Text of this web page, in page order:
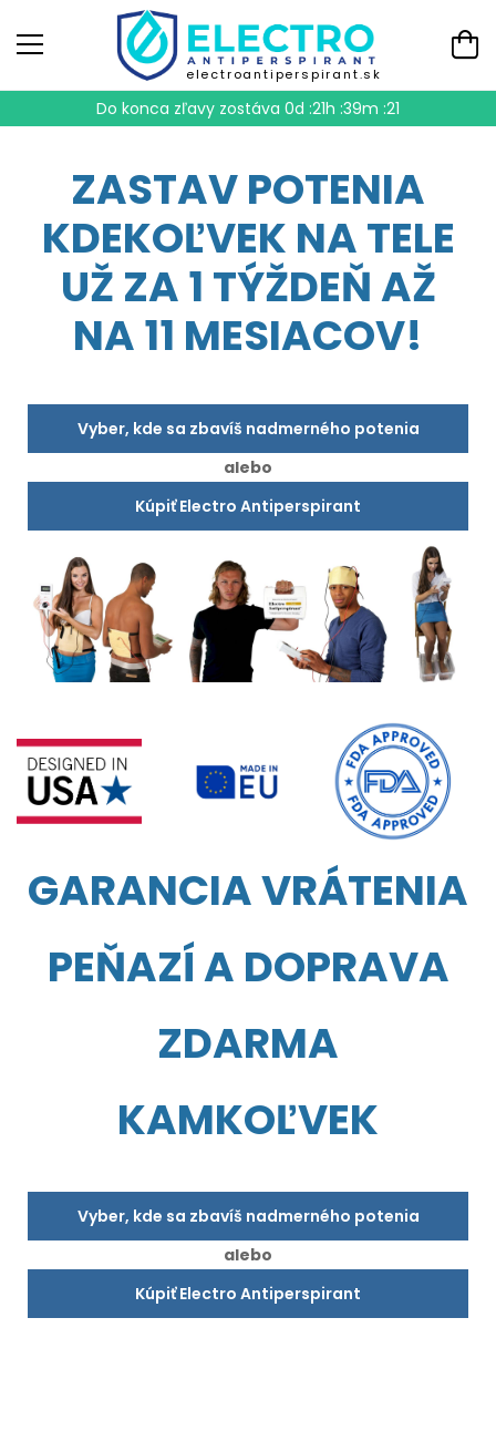
electroantiperspirant.sk
Do konca zľavy zostáva 0d :21h :39m :20
ZASTAV POTENIA
KDEKOĽVEK NA TELE
UŽ ZA 1 TÝŽDEŇ AŽ
NA 11 MESIACOV!
Vyber, kde sa zbavíš nadmerného potenia
alebo
Kúpiť Electro Antiperspirant
GARANCIA VRÁTENIA
PEŇAZÍ A DOPRAVA
ZDARMA
KAMKOĽVEK
Vyber, kde sa zbavíš nadmerného potenia
alebo
Kúpiť Electro Antiperspirant